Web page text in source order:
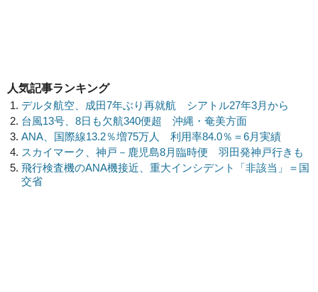
人気記事ランキング
デルタ航空、成田7年ぶり再就航 シアトル27年3月から
台風13号、8日も欠航340便超 沖縄・奄美方面
ANA、国際線13.2％増75万人 利用率84.0％＝6月実績
スカイマーク、神戸－鹿児島8月臨時便 羽田発神戸行きも
飛行検査機のANA機接近、重大インシデント「非該当」＝国
交省